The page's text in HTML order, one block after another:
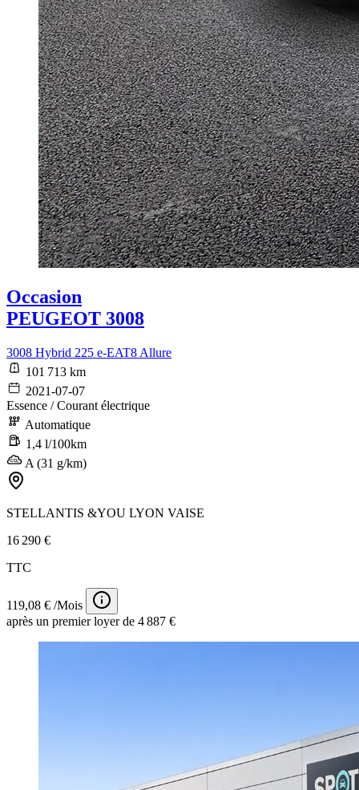
Occasion
PEUGEOT 3008
3008 Hybrid 225 e-EAT8 Allure
101 713 km
2021-07-07
Essence / Courant électrique
Automatique
1,4 l/100km
A (31 g/km)
STELLANTIS &YOU LYON VAISE
16 290 €
TTC
119,08 € /Mois
après un premier loyer de 4 887 €